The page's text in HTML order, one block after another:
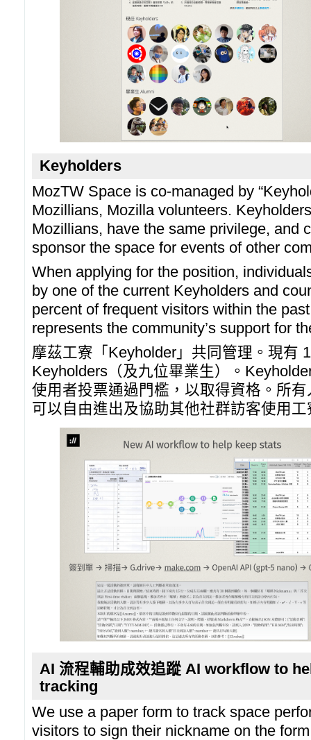
Keyholders
MozTW Space is co-managed by
Mozillians, Mozilla volunteers.
Mozillians, have the same privilege, and
sponsor the space for events of other
When applying for the position,
by one of the current Keyholders and
percent of frequent visitors within the
represents the community’s support for
摩茲工寮「Keyholder」共同管理。現有
Keyholders（及九位畢業生）。
使用者投票通過門檻，以取得資格。所
可以自由進出及協助其他社群訪客使用
AI 流程輔助成效追蹤 AI workflow to
tracking
We use a paper form to track space
visitors to sign their nickname on the